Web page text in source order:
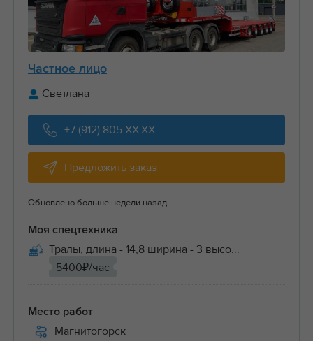
Частное лицо
Светлана
+7 (912) 805-XX-XX
Предложить заказ
Обновлено больше недели назад
Моя спецтехника
Тралы, длина - 14,8 ширина - 3 высо...
5400₽/час
Место работ
Магнитогорск